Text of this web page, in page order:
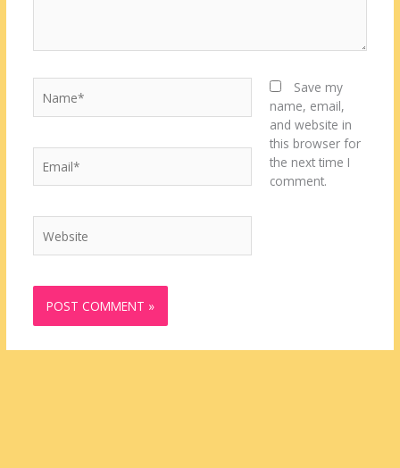
Save my
name, email,
and website in
this browser for
the next time I
comment.